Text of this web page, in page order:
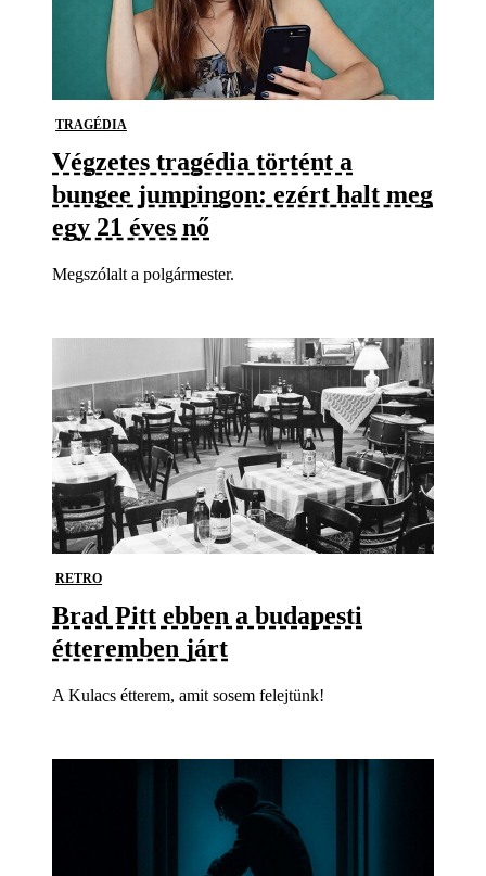
TRAGÉDIA
Végzetes tragédia történt a
bungee jumpingon: ezért halt meg
egy 21 éves nő
Megszólalt a polgármester.
RETRO
Brad Pitt ebben a budapesti
étteremben járt
A Kulacs étterem, amit sosem felejtünk!